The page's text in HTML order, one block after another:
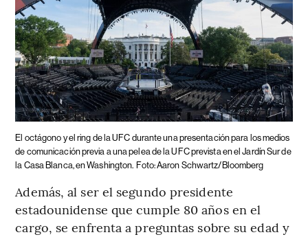
El octágono y el ring de la UFC durante una presentación para los medios
de comunicación previa a una pelea de la UFC prevista en el Jardín Sur de
la Casa Blanca, en Washington. Foto: Aaron Schwartz/Bloomberg
Además, al ser el segundo presidente
estadounidense que cumple 80 años en el
cargo, se enfrenta a preguntas sobre su edad y